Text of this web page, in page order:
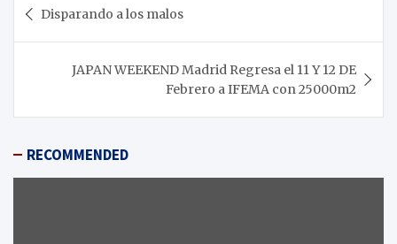
de Disparando a los malos
JAPAN WEEKEND Madrid Regresa el 11 Y 12 DE
Febrero a IFEMA con 25000m2
RECOMMENDED